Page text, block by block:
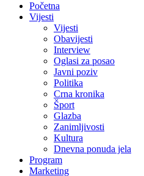
Početna
Vijesti
Vijesti
Obavijesti
Interview
Oglasi za posao
Javni poziv
Politika
Crna kronika
Šport
Glazba
Zanimljivosti
Kultura
Dnevna ponuda jela
Program
Marketing